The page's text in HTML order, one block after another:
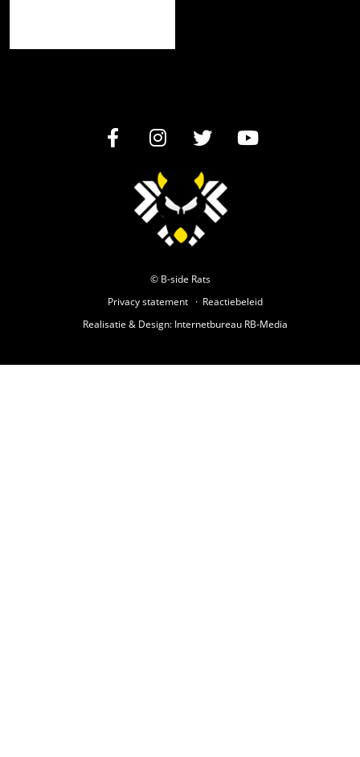
© B-side Rats
Privacy statement
Reactiebeleid
Realisatie & Design: Internetbureau RB-Media